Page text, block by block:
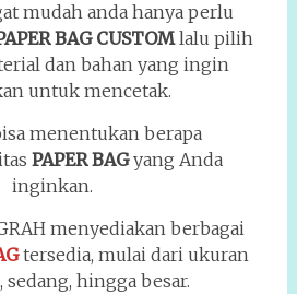
mudah anda hanya perlu
BAG CUSTOMlalu pilih
dan bahan yang ingin
untuk mencetak.
menentukan berapa
PAPER BAGyang Anda
inginkan.
menyediakan berbagai
tersedia, mulai dari ukuran
sedang, hingga besar.